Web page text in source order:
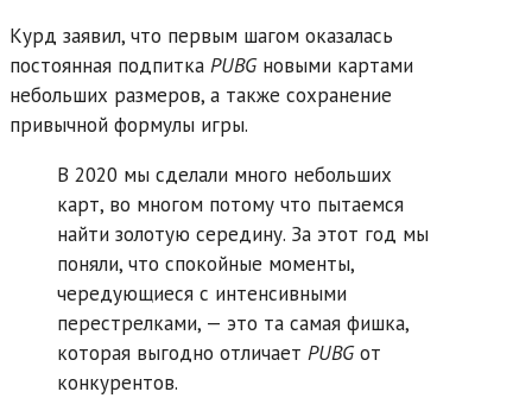
Курд заявил, что первым шагом оказалась
постоянная подпитка PUBGновыми картами
небольших размеров, а также сохранение
привычной формулы игры.
В 2020 мы сделали много небольших
карт, во многом потому что пытаемся
найти золотую середину. За этот год мы
поняли, что спокойные моменты,
чередующиеся с интенсивными
перестрелками, — это та самая фишка,
которая выгодно отличает PUBGот
конкурентов.